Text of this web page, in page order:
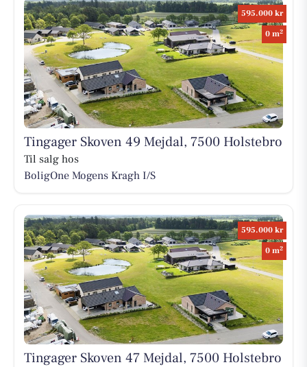
595.000 kr
0 m2
Tingager Skoven 49 Mejdal, 7500 Holstebro
Til salg hos
BoligOne Mogens Kragh I/S
595.000 kr
0 m2
Tingager Skoven 47 Mejdal, 7500 Holstebro